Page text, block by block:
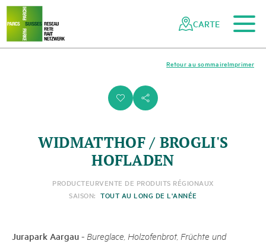
Naviguer
dans
réseau
Navigation
rapide
Vers le contenu principal
Vers la navigation mobile
Vers la recherche
Vers la zone des pieds
Vers le plan du site
CARTE
i s
Imprimer
Retour au sommaire
WIDMATTHOF / BROGLI'S
HOFLADEN
PRODUCTEURVENTE DE PRODUITS RÉGIONAUX
SAISON: TOUT AU LONG DE L'ANNÉE
Jurapark Aargau - Bureglace, Holzofenbrot, Früchte und